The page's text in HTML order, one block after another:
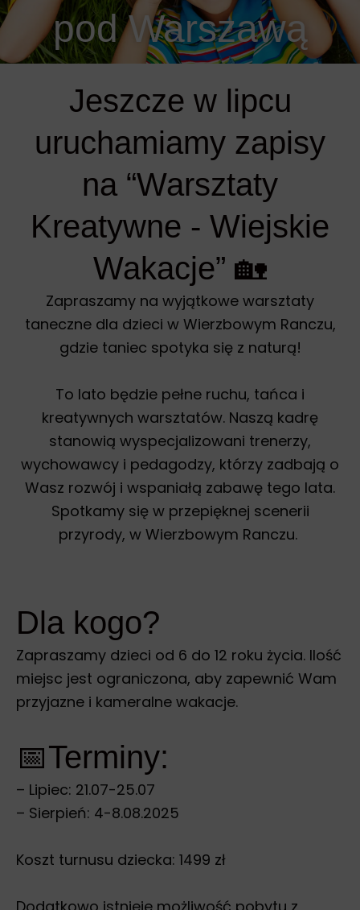
pod Warszawą
Jeszcze w lipcu
uruchamiamy zapisy
na “Warsztaty
Kreatywne - Wiejskie
Wakacje” 🏡
Zapraszamy na wyjątkowe warsztaty
taneczne dla dzieci w Wierzbowym Ranczu,
gdzie taniec spotyka się z naturą!
To lato będzie pełne ruchu, tańca i
kreatywnych warsztatów. Naszą kadrę
stanowią wyspecjalizowani trenerzy,
wychowawcy i pedagodzy, którzy zadbają o
Wasz rozwój i wspaniałą zabawę tego lata.
Spotkamy się w przepięknej scenerii
przyrody, w Wierzbowym Ranczu.
Dla kogo?
Zapraszamy dzieci od 6 do 12 roku życia. Ilość
miejsc jest ograniczona, aby zapewnić Wam
przyjazne i kameralne wakacje.
📅Terminy:
– Lipiec: 21.07-25.07
– Sierpień: 4-8.08.2025
Koszt turnusu dziecka: 1499 zł